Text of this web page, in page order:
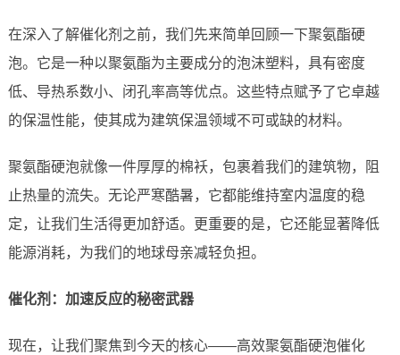
在深入了解催化剂之前，我们先来简单回顾一下聚氨酯硬
泡。它是一种以聚氨酯为主要成分的泡沫塑料，具有密度
低、导热系数小、闭孔率高等优点。这些特点赋予了它卓越
的保温性能，使其成为建筑保温领域不可或缺的材料。
聚氨酯硬泡就像一件厚厚的棉袄，包裹着我们的建筑物，阻
止热量的流失。无论严寒酷暑，它都能维持室内温度的稳
定，让我们生活得更加舒适。更重要的是，它还能显著降低
能源消耗，为我们的地球母亲减轻负担。
催化剂：加速反应的秘密武器
现在，让我们聚焦到今天的核心——高效聚氨酯硬泡催化